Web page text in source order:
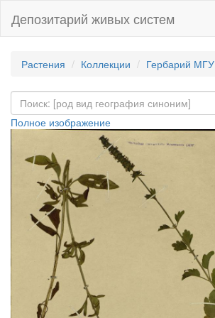
Депозитарий живых систем
Растения Коллекции Гербарий МГУ
Полное изображение